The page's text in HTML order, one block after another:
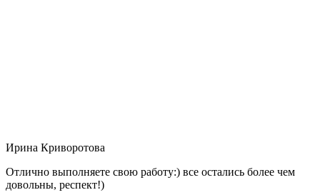
Ирина Криворотова
Отлично выполняете свою работу:) все остались более чем
довольны, респект!)